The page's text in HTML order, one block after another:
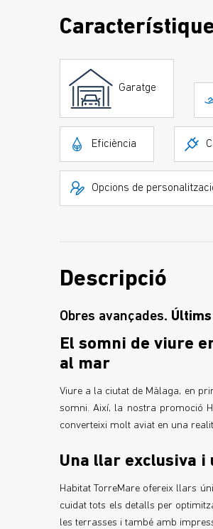
Garatge
Eficiència
Opcions de
Descripció
Obres avançades.
El somni de viure
al mar
Viure a la ciutat de Màlaga, en
somni. Així, la nostra promoció
converteixi molt aviat en una
Una llar exclusiva i
Habitat TorreMare ofereix llars
cuidat tots els detalls per
les terrasses i també amb